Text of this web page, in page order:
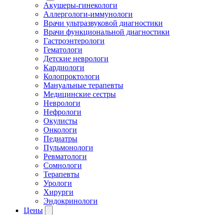
Акушеры-гинекологи
Аллергологи-иммунологи
Врачи ультразвуковой диагностики
Врачи функциональной диагностики
Гастроэнтерологи
Гематологи
Детские неврологи
Кардиологи
Колопроктологи
Мануальные терапевты
Медицинские сестры
Неврологи
Нефрологи
Окулисты
Онкологи
Педиатры
Пульмонологи
Ревматологи
Сомнологи
Терапевты
Урологи
Хирурги
Эндокринологи
Цены